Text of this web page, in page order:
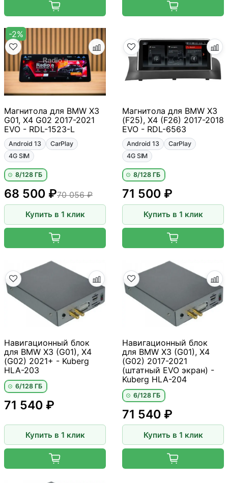
-2%
Магнитола для BMW X3
G01, X4 G02 2017-2021
EVO - RDL-1523-L
Android 13
CarPlay
4G SIM
8/128 ГБ
70 056 ₽
68 500 ₽
Купить в 1 клик
Магнитола для BMW X3
(F25), X4 (F26) 2017-2018
EVO - RDL-6563
Android 13
CarPlay
4G SIM
8/128 ГБ
71 500 ₽
Купить в 1 клик
Навигационный блок
для BMW X3 (G01), X4
(G02) 2021+ - Kuberg
HLA-203
6/128 ГБ
71 540 ₽
Купить в 1 клик
Навигационный блок
для BMW X3 (G01), X4
(G02) 2017-2021
(штатный EVO экран) -
Kuberg HLA-204
6/128 ГБ
71 540 ₽
Купить в 1 клик